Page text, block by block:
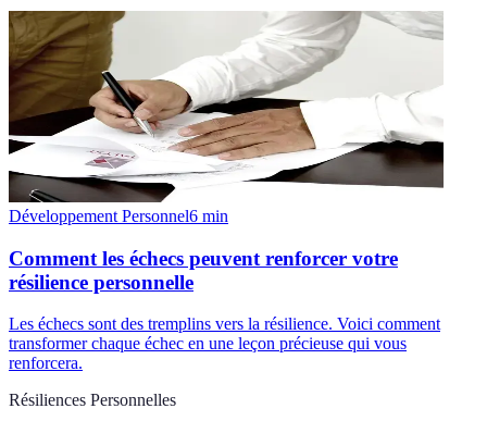
Développement Personnel6 min
Comment les échecs peuvent renforcer votre
résilience personnelle
Les échecs sont des tremplins vers la résilience. Voici comment
transformer chaque échec en une leçon précieuse qui vous
renforcera.
Résiliences Personnelles